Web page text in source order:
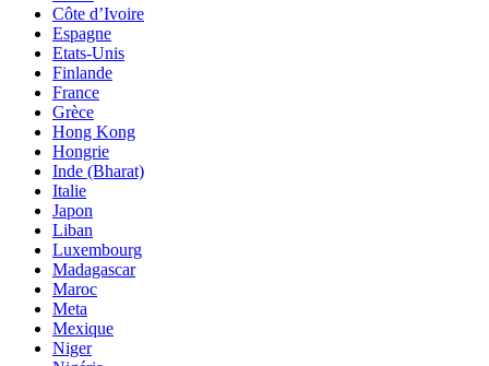
Côte d’Ivoire
Espagne
Etats-Unis
Finlande
France
Grèce
Hong Kong
Hongrie
Inde (Bharat)
Italie
Japon
Liban
Luxembourg
Madagascar
Maroc
Meta
Mexique
Niger